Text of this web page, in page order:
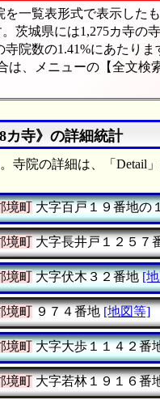
一覧表形式で表示した
茨城県には1,275カ寺の
院数の1.41%にあたり
は、メニューの【全文検
カ寺》の詳細統計
寺院の詳細は、「Detail
境町大字百戸１９番地の
境町大字長井戸１２５７
境町大字伏木３２番地 [
境町９７４番地 [地図等]
境町大字大歩１１４２番
境町大字若林１９１６番